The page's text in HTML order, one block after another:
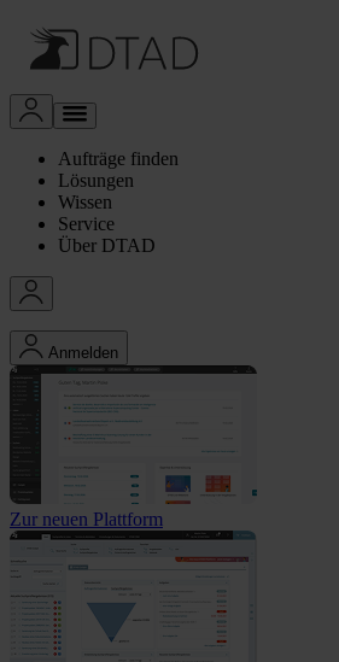
Aufträge finden
Lösungen
Wissen
Service
Über DTAD
Anmelden
Zur neuen Plattform